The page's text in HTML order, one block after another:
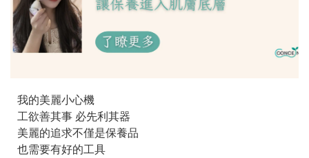
我的美麗小心機
工欲善其事 必先利其器
美麗的追求不僅是保養品
也需要有好的工具